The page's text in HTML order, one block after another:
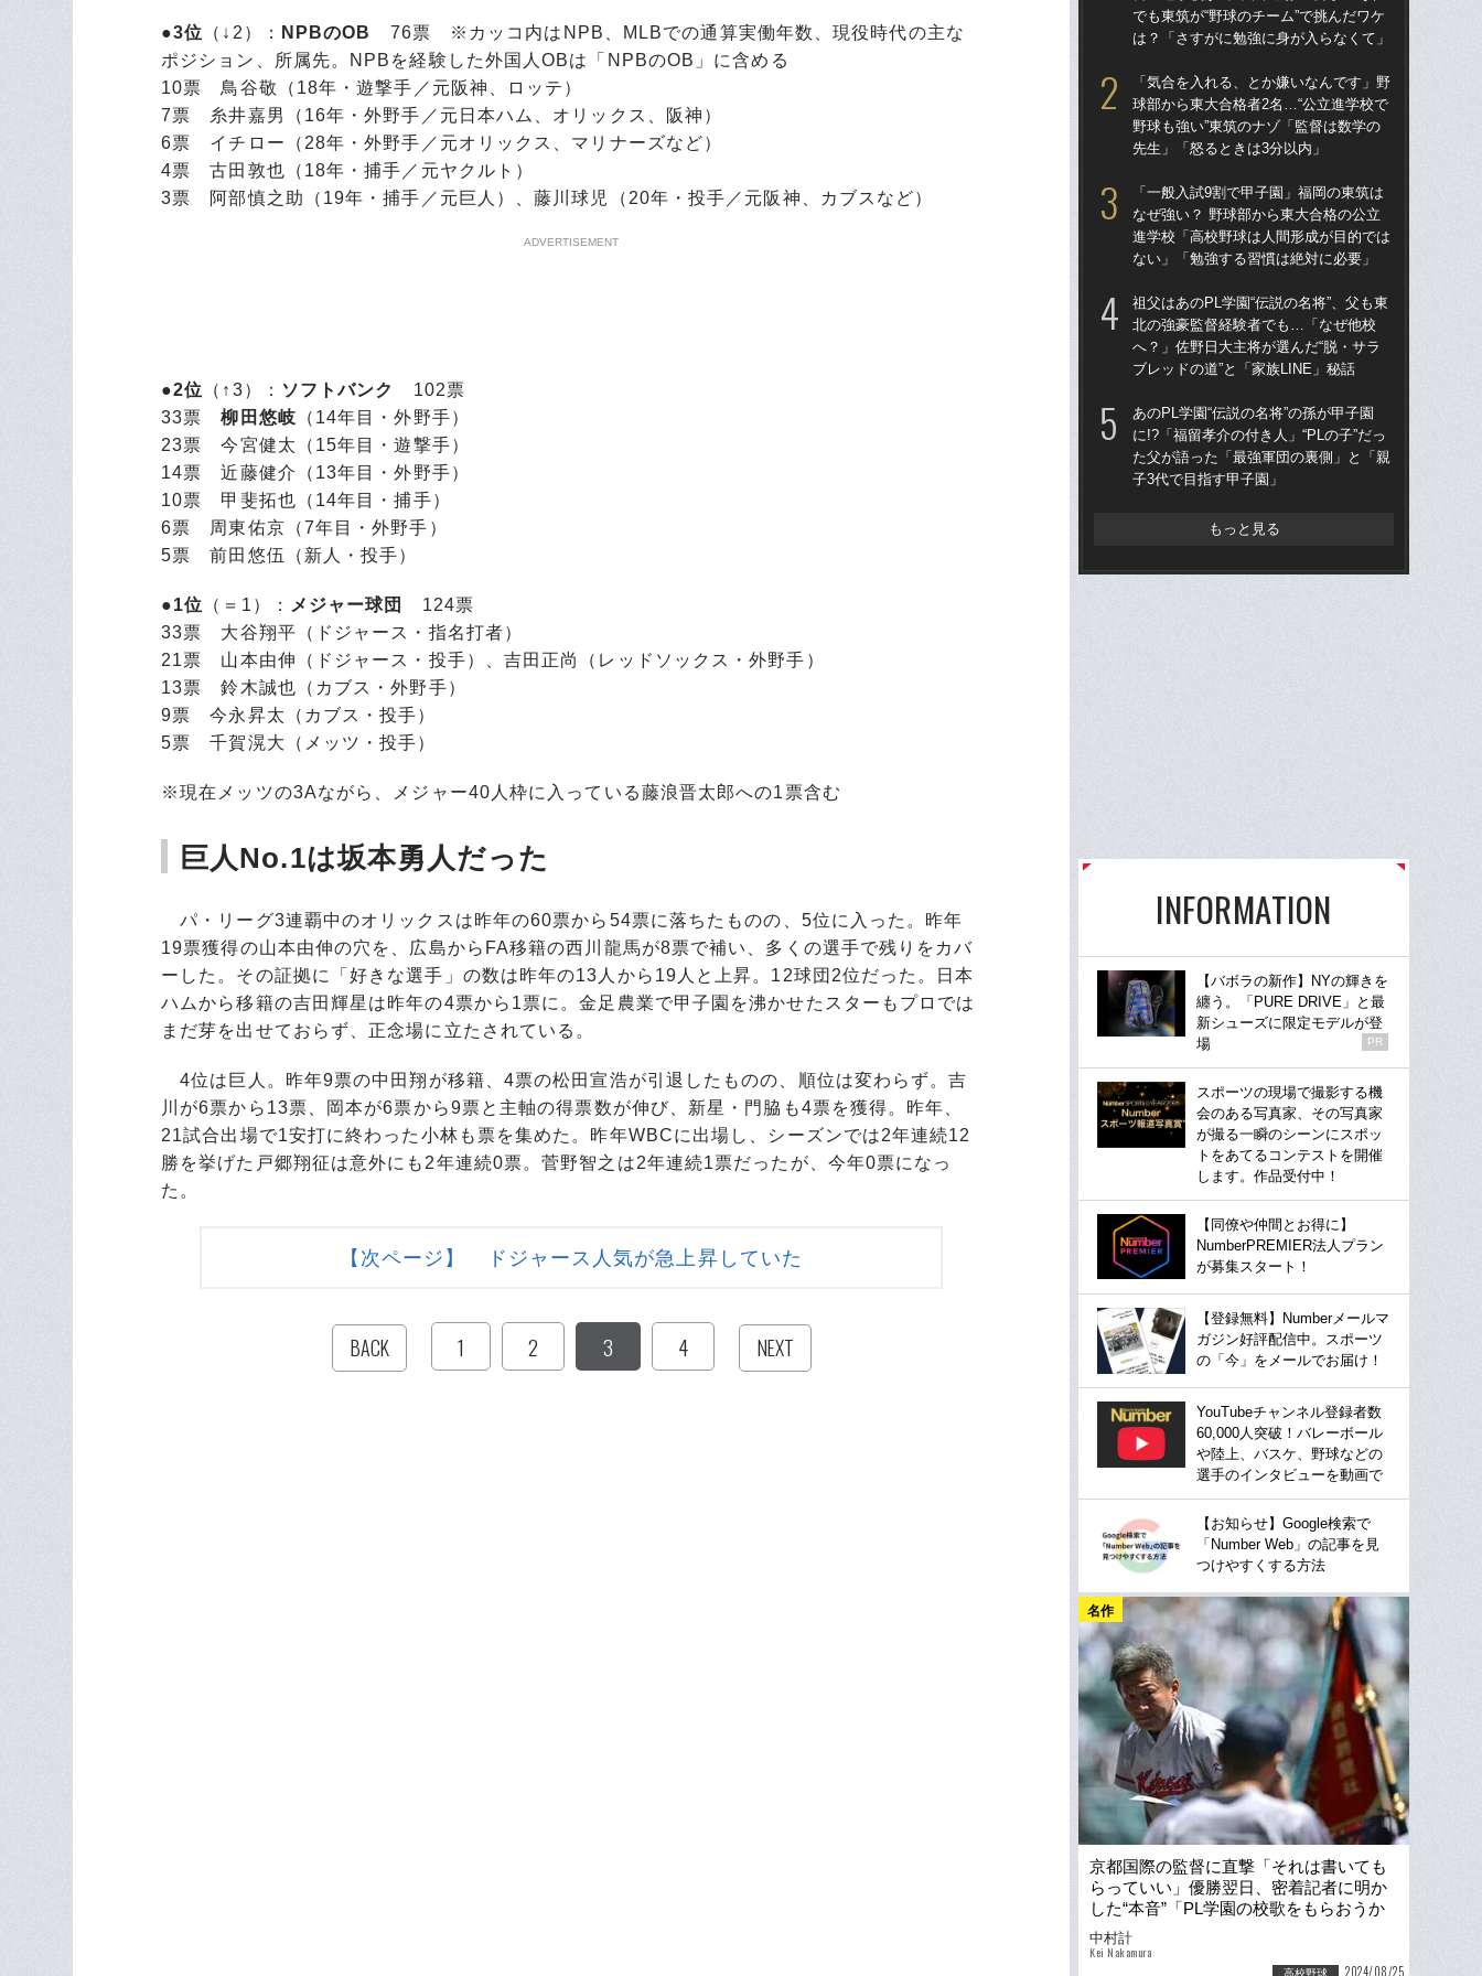
●3位 （↓2）： NPBのOB
76票 ※カッコ内はNPB、MLBでの通算実働年数、現役時代の主な
ポジション、所属先。NPBを経験した外国人OBは「NPBのOB」に含める
10票 鳥谷敬（18年・遊撃手／元阪神、ロッテ）
7票 糸井嘉男（16年・外野手／元日本ハム、オリックス、阪神）
6票 イチロー（28年・外野手／元オリックス、マリナーズなど）
4票 古田敦也（18年・捕手／元ヤクルト）
3票 阿部慎之助（19年・捕手／元巨人）、藤川球児（20年・投手／元阪神、カブスなど）
ADVERTISEMENT
●2位 （↑3）： ソフトバンク
102票
33票柳田悠岐 （14年目・外野手）
23票 今宮健太（15年目・遊撃手）
14票 近藤健介（13年目・外野手）
10票 甲斐拓也（14年目・捕手）
6票 周東佑京（7年目・外野手）
5票 前田悠伍（新人・投手）
●1位 （＝1）： メジャー球団
124票
33票 大谷翔平（ドジャース・指名打者）
21票 山本由伸（ドジャース・投手）、吉田正尚（レッドソックス・外野手）
13票 鈴木誠也（カブス・外野手）
9票 今永昇太（カブス・投手）
5票 千賀滉大（メッツ・投手）
※現在メッツの3Aながら、メジャー40人枠に入っている藤浪晋太郎への1票含む
巨人No.1は坂本勇人だった
パ・リーグ3連覇中のオリックスは昨年の60票から54票に落ちたものの、5位に入った。昨年
19票獲得の山本由伸の穴を、広島からFA移籍の西川龍馬が8票で補い、多くの選手で残りをカバ
ーした。その証拠に「好きな選手」の数は昨年の13人から19人と上昇。12球団2位だった。日本
ハムから移籍の吉田輝星は昨年の4票から1票に。金足農業で甲子園を沸かせたスターもプロでは
まだ芽を出せておらず、正念場に立たされている。
4位は巨人。昨年9票の中田翔が移籍、4票の松田宣浩が引退したものの、順位は変わらず。吉
川が6票から13票、岡本が6票から9票と主軸の得票数が伸び、新星・門脇も4票を獲得。昨年、
21試合出場で1安打に終わった小林も票を集めた。昨年WBCに出場し、シーズンでは2年連続12
勝を挙げた戸郷翔征は意外にも2年連続0票。菅野智之は2年連続1票だったが、今年0票になっ
た。
【次ページ】 ドジャース人気が急上昇していた
BACK 1 2 3 4 NEXT
でも東筑が“野球のチーム”で挑んだワケ
は？「さすがに勉強に身が入らなくて」
「気合を入れる、とか嫌いなんです」野
球部から東大合格者2名…“公立進学校で
野球も強い”東筑のナゾ「監督は数学の
先生」「怒るときは3分以内」
「一般入試9割で甲子園」福岡の東筑は
なぜ強い？ 野球部から東大合格の公立
進学校「高校野球は人間形成が目的では
ない」「勉強する習慣は絶対に必要」
祖父はあのPL学園“伝説の名将”、父も東
北の強豪監督経験者でも…「なぜ他校
へ？」佐野日大主将が選んだ“脱・サラ
ブレッドの道”と「家族LINE」秘話
あのPL学園“伝説の名将”の孫が甲子園
に!?「福留孝介の付き人」“PLの子”だっ
た父が語った「最強軍団の裏側」と「親
子3代で目指す甲子園」
もっと見る
INFORMATION
【バボラの新作】NYの輝きを
纏う。「PURE DRIVE」と最
新シューズに限定モデルが登
場
PR
スポーツの現場で撮影する機
会のある写真家、その写真家
が撮る一瞬のシーンにスポッ
トをあてるコンテストを開催
します。作品受付中！
【同僚や仲間とお得に】
NumberPREMIER法人プラン
が募集スタート！
【登録無料】Numberメールマ
ガジン好評配信中。スポーツ
の「今」をメールでお届け！
YouTubeチャンネル登録者数
60,000人突破！バレーボール
や陸上、バスケ、野球などの
選手のインタビューを動画で
【お知らせ】Google検索で
「Number Web」の記事を見
つけやすくする方法
名作
京都国際の監督に直撃「それは書いても
らっていい」優勝翌日、密着記者に明か
した“本音”「PL学園の校歌をもらおうか
って」関係者からJ.Y.Parkの名前
中村計
Kei Nakamura
高校野球 2024/08/25